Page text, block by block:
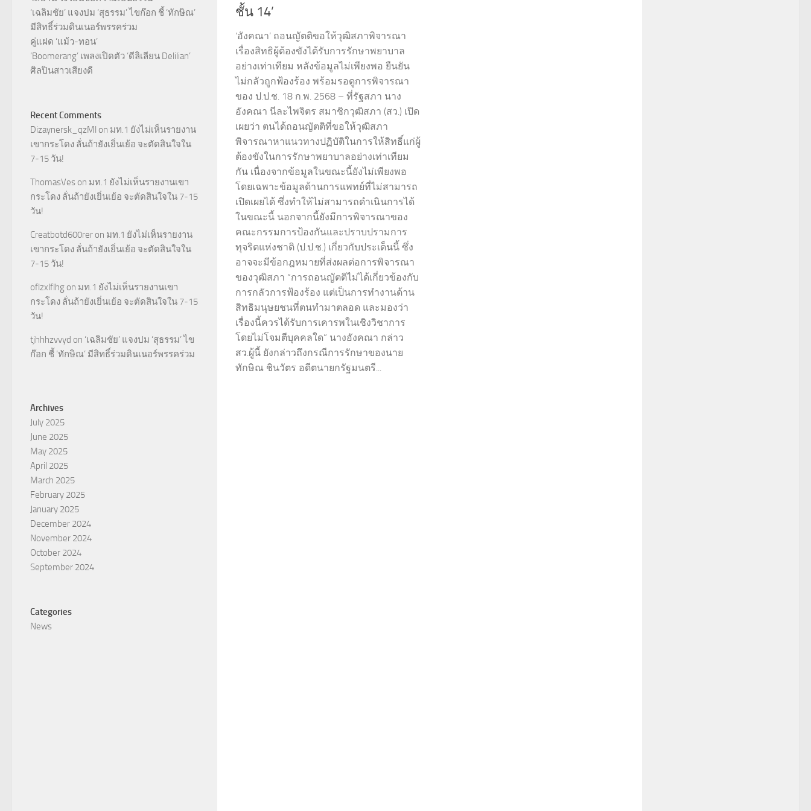
ชั้น 14’
‘อังคณา’ ถอนญัตติขอให้วุฒิสภาพิจารณา
เรื่องสิทธิผู้ต้องขังได้รับการรักษาพยาบาล
อย่างเท่าเทียม หลังข้อมูลไม่เพียงพอ ยืนยัน
ไม่กลัวถูกฟ้องร้อง พร้อมรอดูการพิจารณา
ของ ป.ป.ช. 18 ก.พ. 2568 – ที่รัฐสภา นาง
อังคณา นีละไพจิตร สมาชิกวุฒิสภา (สว.) เปิด
เผยว่า ตนได้ถอนญัตติที่ขอให้วุฒิสภา
พิจารณาหาแนวทางปฏิบัติในการให้สิทธิ์แก่ผู้
ต้องขังในการรักษาพยาบาลอย่างเท่าเทียม
กัน เนื่องจากข้อมูลในขณะนี้ยังไม่เพียงพอ
โดยเฉพาะข้อมูลด้านการแพทย์ที่ไม่สามารถ
เปิดเผยได้ ซึ่งทำให้ไม่สามารถดำเนินการได้
ในขณะนี้ นอกจากนี้ยังมีการพิจารณาของ
คณะกรรมการป้องกันและปราบปรามการ
ทุจริตแห่งชาติ (ป.ป.ช.) เกี่ยวกับประเด็นนี้ ซึ่ง
อาจจะมีข้อกฎหมายที่ส่งผลต่อการพิจารณา
ของวุฒิสภา “การถอนญัตติไม่ได้เกี่ยวข้องกับ
การกลัวการฟ้องร้อง แต่เป็นการทำงานด้าน
สิทธิมนุษยชนที่ตนทำมาตลอด และมองว่า
เรื่องนี้ควรได้รับการเคารพในเชิงวิชาการ
โดยไม่โจมตีบุคคลใด” นางอังคณา กล่าว
สว.ผู้นี้ ยังกล่าวถึงกรณีการรักษาของนาย
ทักษิณ ชินวัตร อดีตนายกรัฐมนตรี...
‘เฉลิมชัย’ แจงปม ‘สุธรรม’ ไขก๊อก ชี้ ‘ทักษิณ’
มีสิทธิ์ร่วมดินเนอร์พรรคร่วม
คู่แฝด ‘แม้ว-ทอน’
‘Boomerang’ เพลงเปิดตัว ‘ดีลิเลียน Delilian’
ศิลปินสาวเสียงดี
Recent Comments
Dizaynersk_qzMl on มท.1 ยังไม่เห็นรายงาน
เขากระโดง ลั่นถ้ายังเยิ่นเย้อ จะตัดสินใจใน
7-15 วัน!
ThomasVes on มท.1 ยังไม่เห็นรายงานเขา
กระโดง ลั่นถ้ายังเยิ่นเย้อ จะตัดสินใจใน 7-15
วัน!
Creatbotd600rer on มท.1 ยังไม่เห็นรายงาน
เขากระโดง ลั่นถ้ายังเยิ่นเย้อ จะตัดสินใจใน
7-15 วัน!
oflzxlflhg on มท.1 ยังไม่เห็นรายงานเขา
กระโดง ลั่นถ้ายังเยิ่นเย้อ จะตัดสินใจใน 7-15
วัน!
tjhhhzvvyd on ‘เฉลิมชัย’ แจงปม ‘สุธรรม’ ไข
ก๊อก ชี้ ‘ทักษิณ’ มีสิทธิ์ร่วมดินเนอร์พรรคร่วม
Archives
July 2025
June 2025
May 2025
April 2025
March 2025
February 2025
January 2025
December 2024
November 2024
October 2024
September 2024
Categories
News